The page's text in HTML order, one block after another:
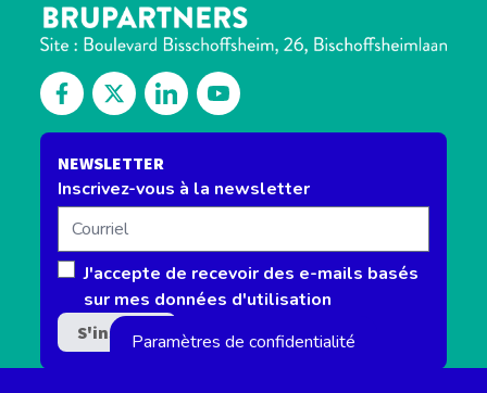
Découvrez notre Facebook
Suivez-nous sur Twitter
Découvrez notre Linkedin
Retrouvez-nous sur notre channel
NEWSLETTER
Inscrivez-vous à la newsletter
Courriel
J'accepte de recevoir des e-mails basés
sur mes données d'utilisation
Paramètres de confidentialité